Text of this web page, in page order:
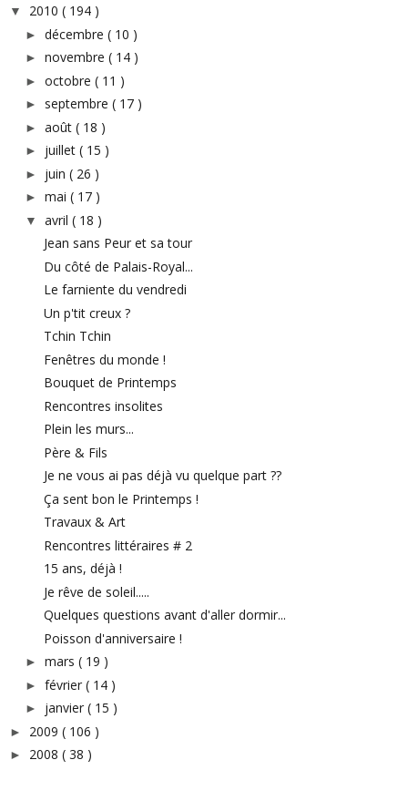
▼ 2010 ( 194 )
► décembre ( 10 )
► novembre ( 14 )
► octobre ( 11 )
► septembre ( 17 )
► août ( 18 )
► juillet ( 15 )
► juin ( 26 )
► mai ( 17 )
▼ avril ( 18 )
Jean sans Peur et sa tour
Du côté de Palais-Royal...
Le farniente du vendredi
Un p'tit creux ?
Tchin Tchin
Fenêtres du monde !
Bouquet de Printemps
Rencontres insolites
Plein les murs...
Père & Fils
Je ne vous ai pas déjà vu quelque part ??
Ça sent bon le Printemps !
Travaux & Art
Rencontres littéraires # 2
15 ans, déjà !
Je rêve de soleil.....
Quelques questions avant d'aller dormir...
Poisson d'anniversaire !
► mars ( 19 )
► février ( 14 )
► janvier ( 15 )
► 2009 ( 106 )
► 2008 ( 38 )